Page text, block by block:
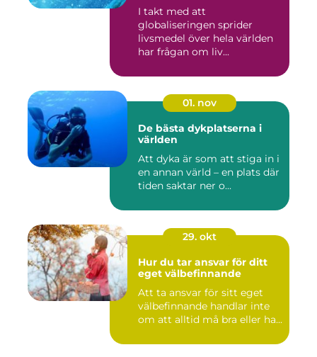
I takt med att
globaliseringen sprider
livsmedel över hela världen
har frågan om liv...
01. nov
De bästa dykplatserna i
världen
Att dyka är som att stiga in i
en annan värld – en plats där
tiden saktar ner o...
29. okt
Hur du tar ansvar för ditt
eget välbefinnande
Att ta ansvar för sitt eget
välbefinnande handlar inte
om att alltid må bra eller ha...